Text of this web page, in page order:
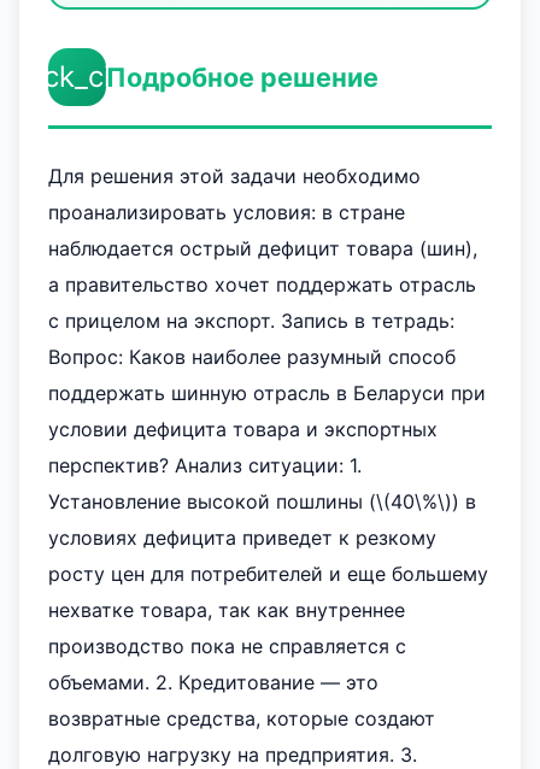
Подробное решение
Для решения этой задачи необходимо
проанализировать условия: в стране
наблюдается острый дефицит товара (шин),
а правительство хочет поддержать отрасль
с прицелом на экспорт. Запись в тетрадь:
Вопрос: Каков наиболее разумный способ
поддержать шинную отрасль в Беларуси при
условии дефицита товара и экспортных
перспектив? Анализ ситуации: 1.
Установление высокой пошлины (\(40\%\)) в
условиях дефицита приведет к резкому
росту цен для потребителей и еще большему
нехватке товара, так как внутреннее
производство пока не справляется с
объемами. 2. Кредитование — это
возвратные средства, которые создают
долговую нагрузку на предприятия. 3.